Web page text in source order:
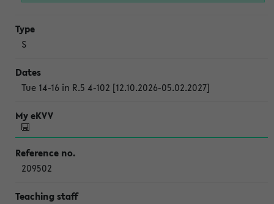
S
Tue 14-16 in R.5 4-102 [12.10.2026-05.02.2027]
209502